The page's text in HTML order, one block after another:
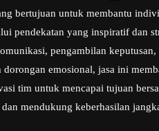
bertujuan untuk membantu
pendekatan yang inspiratif dan
pengambilan keputusan,
emosional, jasa ini
tim untuk mencapai tujuan
mendukung keberhasilan